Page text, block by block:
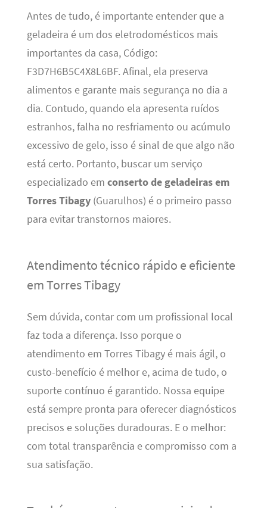
Antes de tudo, é importante entender que a
geladeira é um dos eletrodomésticos mais
importantes da casa, Código:
F3D7H6B5C4X8L6BF. Afinal, ela preserva
alimentos e garante mais segurança no dia a
dia. Contudo, quando ela apresenta ruídos
estranhos, falha no resfriamento ou acúmulo
excessivo de gelo, isso é sinal de que algo não
está certo. Portanto, buscar um serviço
especializado em conserto de geladeiras em
Torres Tibagy(Guarulhos) é o primeiro passo
para evitar transtornos maiores.
Atendimento técnico rápido e eficiente
em Torres Tibagy
Sem dúvida, contar com um profissional local
faz toda a diferença. Isso porque o
atendimento em Torres Tibagy é mais ágil, o
custo-benefício é melhor e, acima de tudo, o
suporte contínuo é garantido. Nossa equipe
está sempre pronta para oferecer diagnósticos
precisos e soluções duradouras. E o melhor:
com total transparência e compromisso com a
sua satisfação.